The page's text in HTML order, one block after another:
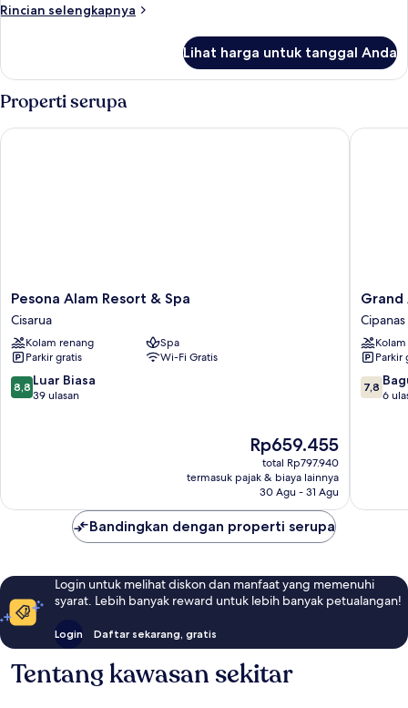
gunung,
Rincian selengkapnya
Rincian
Vila
Standar,
2
kamar
tidur,
Lihat harga untuk tanggal Anda
Properti serupa
Pesona
Alam
Resort
&
Spa
Cisarua
Pesona Alam Resort & Spa
Cisarua
Kolam renang
Spa
Parkir gratis
Wi-Fi Gratis
8.8
dari
8,8 Luar Biasa
39 ulasan
Harga
sekarang
Rp659.455
Rp659.455
total Rp797.940
termasuk pajak & biaya lainnya
30 Agu - 31 Agu
Pesona Alam Resort & Spa
Grand
Aston
Puncak
Hotel
&
Resort
Cipanas
Grand
Cipanas
Parkir
7.8
dari
7,8
6
Grand
Bandingkan dengan properti serupa
Login untuk melihat diskon dan manfaat yang memenuhi
syarat. Lebih banyak reward untuk lebih banyak petualangan!
Login Daftar sekarang, gratis
Tentang kawasan sekitar